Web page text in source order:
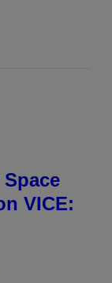
VICE: